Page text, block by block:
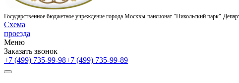
Государственное бюджетное учреждение города Москвы пансионат "Никольский парк"
Схема
проезда
Меню
Заказать звонок
+7 (499) 735-99-98+7 (499) 735-99-89